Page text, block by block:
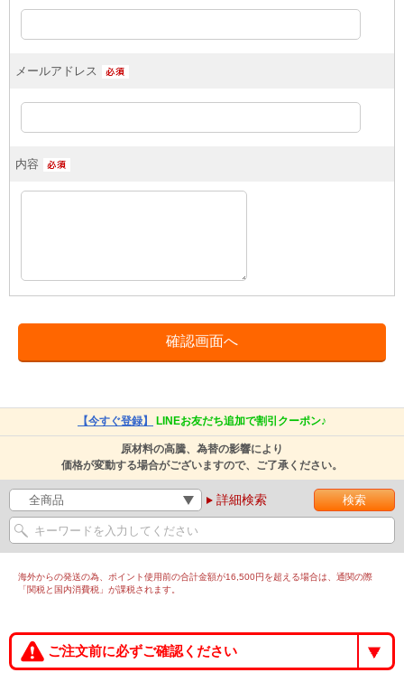
メールアドレス
内容
【今すぐ登録】 LINEお友だち追加で割引クーポン♪
原材料の高騰、為替の影響により
価格が変動する場合がございますので、ご了承ください。
詳細検索
海外からの発送の為、ポイント使用前の合計金額が16,500円を超える場合は、通関の際
「関税と国内消費税」が課税されます。
ご注文前に必ずご確認ください